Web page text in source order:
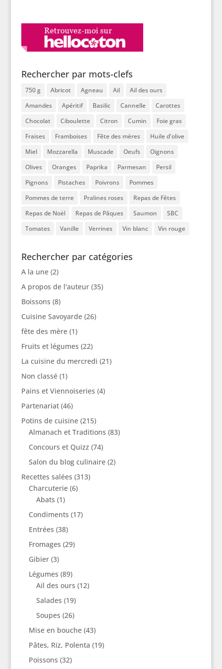
Rechercher par mots-clefs
750 g Abricot Agneau Ail
Ail des ours
Amandes
Apéritif Basilic Cannelle
Carottes
Chocolat
Ciboulette Citron Cumin
Foie gras
Fraises
Framboises Fête des mères
Huile d'olive
Miel
Mozzarella Muscade Oeufs
Oignons
Olives
Oranges Paprika Parmesan
Persil
Pignons
Pistaches Poivrons
Pommes
Pommes de terre
Pralines roses
Repas de Fêtes
Repas de Noël
Repas de Pâques Saumon
SBC
Tomates
Vanille Verrines Vin blanc Vin rouge
Rechercher par catégories
A la une(2)
A propos de l'auteur(35)
Boissons (8)
Cuisine Savoyarde(26)
fête des mère(1)
Fruits et légumes (22)
La cuisine du mercredi (21)
Non classé(1)
Pains et Viennoiseries (4)
Partenariat(46)
Potins de cuisine(215)
Almanach et Traditions (83)
Concours et Quizz (74)
Salon du blog culinaire(2)
Recettes salées (313)
Charcuterie(6)
Abats (1)
Condiments (17)
Entrées (38)
Fromages (29)
Gibier(3)
Légumes (89)
Ail des ours (12)
Salades (19)
Soupes (26)
Mise en bouche(43)
Pâtes, Riz, Polenta (19)
Poissons (32)